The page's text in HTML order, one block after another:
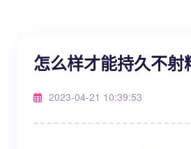
怎么样才能持久不射
2023-04-21 10:39:53